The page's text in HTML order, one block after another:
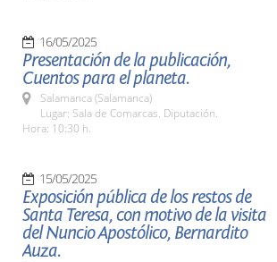
16/05/2025
Presentación de la publicación,
Cuentos para el planeta.
Salamanca (Salamanca)
Lugar: Sala de Comarcas. Diputación.
Hora: 10:30 h.
15/05/2025
Exposición pública de los restos de
Santa Teresa, con motivo de la visita
del Nuncio Apostólico, Bernardito
Auza.